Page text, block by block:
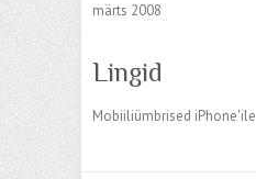
märts 2008
Lingid
Mobiiliümbrised iPhone'ile